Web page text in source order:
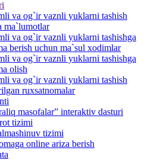
va og`ir vaznli yuklarni tashish
ma`lumotlar
va og`ir vaznli yuklarni tashishga
berish uchun ma`sul xodimlar
va og`ir vaznli yuklarni tashishga
olish
va og`ir vaznli yuklarni tashish
ruxsatnomalar
masofalar” interaktiv dasturi
tizimi
tizimi
online ariza berish